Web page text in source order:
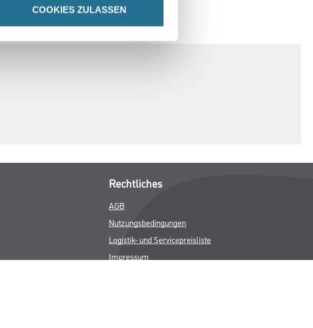
COOKIES ZULASSEN
GEFAHRENHINWEISE
Rechtliches
AGB
Nutzungsbedingungen
Logistik- und Servicepreisliste
Impressum